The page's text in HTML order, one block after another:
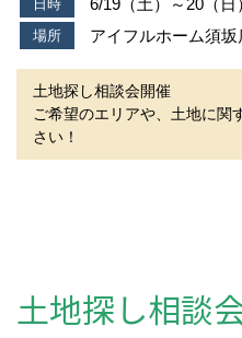
日時 6/19（土）～20（日
場所 アイフルホーム須坂
土地探し相談会開催
ご希望のエリアや、土地に関
さい！
土地探し相談